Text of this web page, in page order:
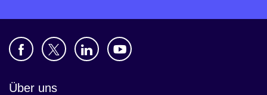
Über uns